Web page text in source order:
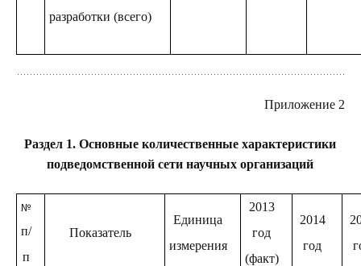
разработки (всего)
Приложение 2
Раздел 1. Основные количественные характеристики
подведомственной сети научных организаций
№
п/
п
Показатель
Единица
измерения
2013
год
(факт)
2014
год